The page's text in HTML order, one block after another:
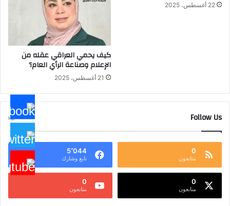
22 أغسطس، 2025
كيف يحمي العراقي عقله من
الإعلام وصناعة الرأي العام؟
21 أغسطس، 2025
Follow Us
0
متابعون
5٬044
تابع وشارك
0
متابعون
0
متابعون